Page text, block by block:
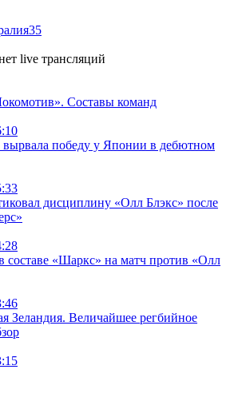
35
live трансляций
Составы команд
победу у Японии в дебютном
дисциплину «Олл Блэкс» после
составе «Шаркс» на матч против «Олл
Зеландия. Величайшее регбийное